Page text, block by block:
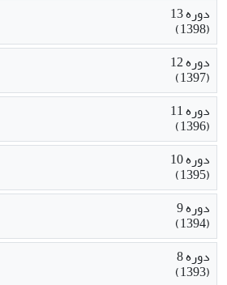
دوره 13
(1398)
دوره 12
(1397)
دوره 11
(1396)
دوره 10
(1395)
دوره 9
(1394)
دوره 8
(1393)